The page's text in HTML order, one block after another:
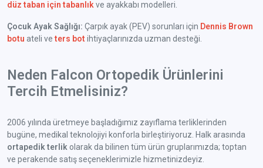
düz taban için tabanlık ve ayakkabı modelleri.
Çocuk Ayak Sağlığı: Çarpık ayak (PEV) sorunları için Dennis Brown
botu ateli veters bot ihtiyaçlarınızda uzman desteği.
Neden Falcon Ortopedik Ürünlerini
Tercih Etmelisiniz?
2006 yılında üretmeye başladığımız zayıflama terliklerinden
bugüne, medikal teknolojiyi konforla birleştiriyoruz. Halk arasında
ortapedik terlik olarak da bilinen tüm ürün gruplarımızda; toptan
ve perakende satış seçeneklerimizle hizmetinizdeyiz.